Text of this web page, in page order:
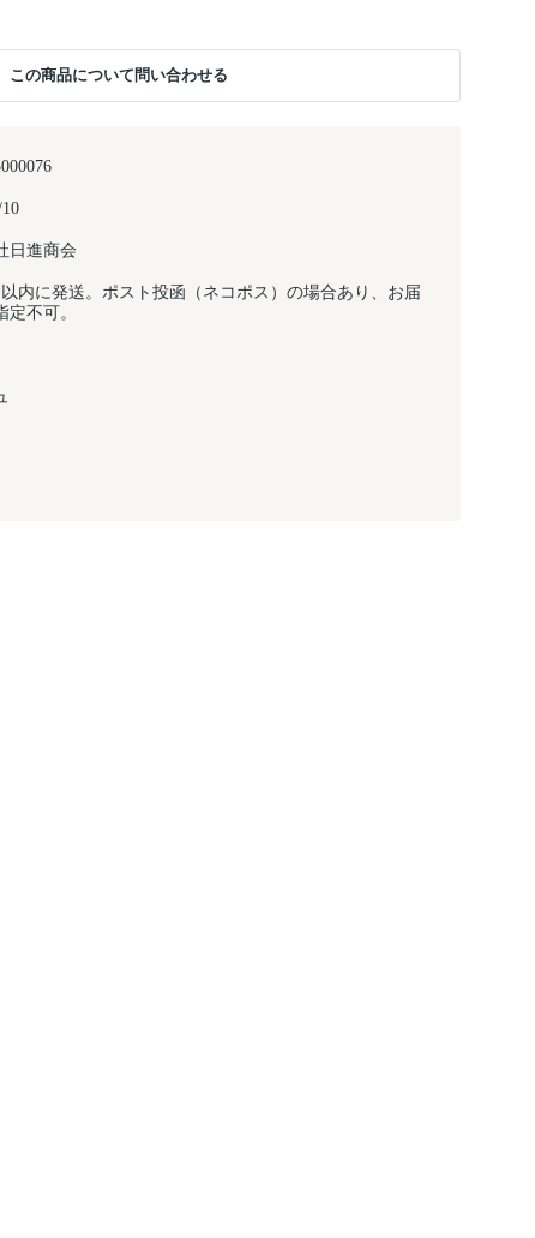
日進商会
内に発送。ポスト投函（ネコポス）の場合あり、お届
定不可。
この商品について問い合わせる